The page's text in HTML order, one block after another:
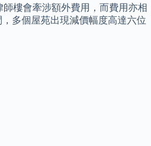
樓會牽涉額外費用，而費用亦相
多個屋苑出現減價幅度高達六位